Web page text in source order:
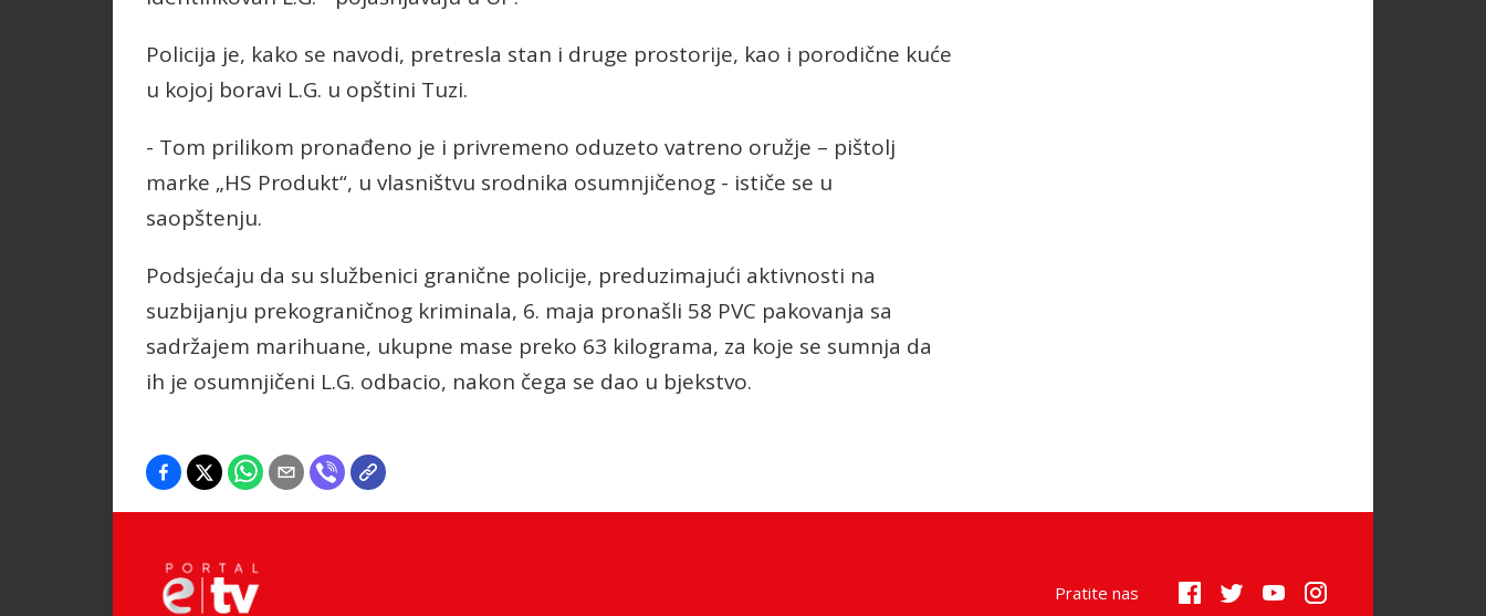
Policija je, kako se navodi, pretresla stan i druge prostorije, kao i porodične kuće
u kojoj boravi L.G. u opštini Tuzi.
- Tom prilikom pronađeno je i privremeno oduzeto vatreno oružje – pištolj
marke „HS Produkt“, u vlasništvu srodnika osumnjičenog - ističe se u
saopštenju.
Podsjećaju da su službenici granične policije, preduzimajući aktivnosti na
suzbijanju prekograničnog kriminala, 6. maja pronašli 58 PVC pakovanja sa
sadržajem marihuane, ukupne mase preko 63 kilograma, za koje se sumnja da
ih je osumnjičeni L.G. odbacio, nakon čega se dao u bjekstvo.
Pratite nas